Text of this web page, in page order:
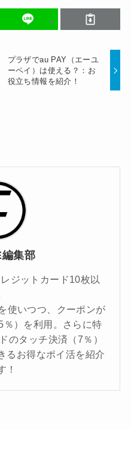
プラザでau PAY（エーユ
ーペイ）は使える？：お
役立ち情報を紹介！
集部
ジットカード10枚以
使いつつ、クーポンが
）を利用。さらに特
のタッチ決済（7％）
るお得なポイ活を紹介
！